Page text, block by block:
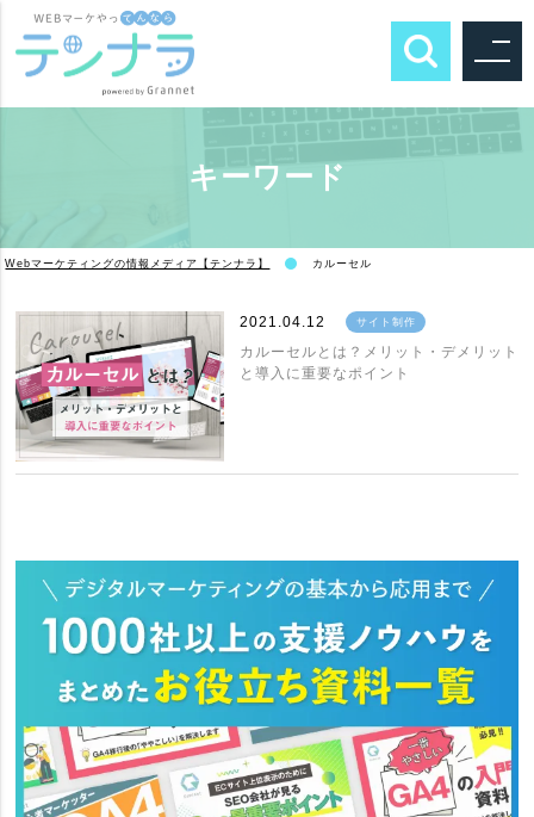
キーワード
Webマーケティングの情報メディア【テンナラ】 カルーセル
2021.04.12 サイト制作
カルーセルとは？メリット・デメリット
と導入に重要なポイント